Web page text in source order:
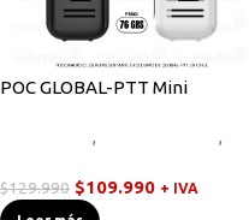
POC GLOBAL-PTT Mini
,
,
$129.990 $109.990 + IVA